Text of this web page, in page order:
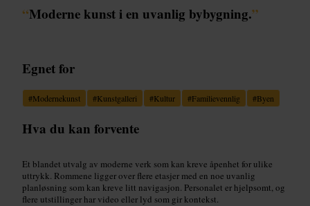
“Moderne kunst i en uvanlig bybygning.”
Egnet for
#Modernekunst #Kunstgalleri #Kultur #Familievennlig #Byen
Hva du kan forvente
Et blandet utvalg av moderne verk som kan kreve åpenhet for ulike
uttrykk. Rommene ligger over flere etasjer med en noe uvanlig
planløsning som kan kreve litt navigasjon. Personalet er hjelpsomt, og
flere utstillinger har video eller lyd som gir kontekst.